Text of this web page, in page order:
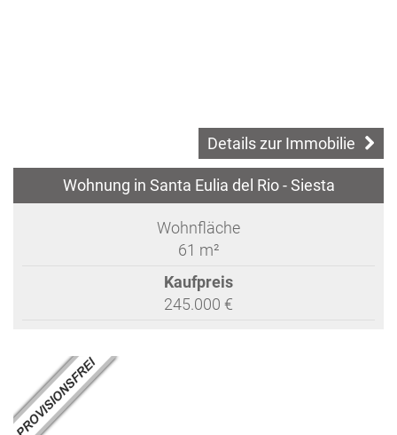
Details zur Immobilie
Wohnung in Santa Eulia del Rio - Siesta
Wohnfläche
61 m²
Kaufpreis
245.000 €